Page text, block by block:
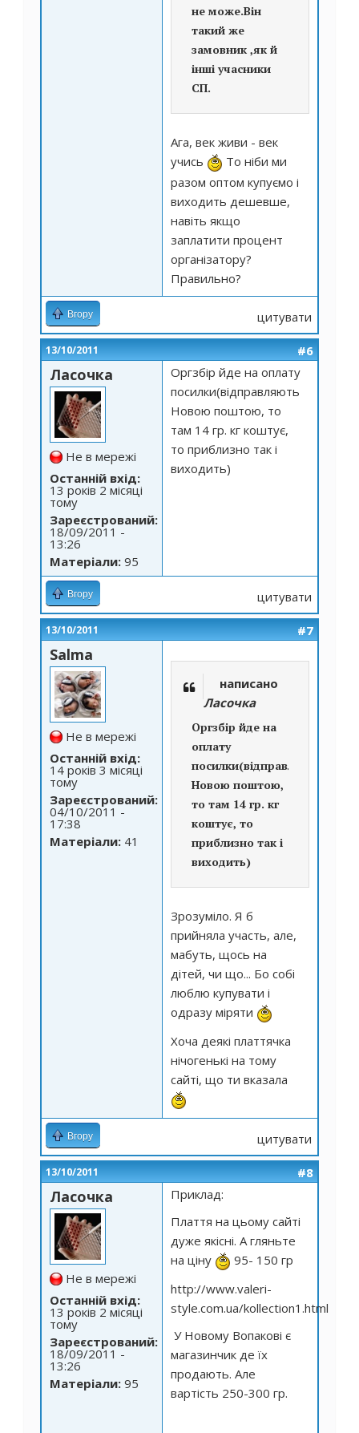
не може.Він
такий же
замовник ,як й
інші учасники
СП.
Ага, век живи - век
учись
То ніби ми
разом оптом купуємо і
виходить дешевше,
навіть якщо
заплатити процент
організатору?
Правильно?
Вгору цитувати
13/10/2011 #6
Ласочка
Не в мережі
Останній вхід:
13 років 2 місяці
тому
Зареєстрований:
18/09/2011 -
13:26
Матеріали: 95
Оргзбір йде на оплату
посилки(відправляють
Новою поштою, то
там 14 гр. кг коштує,
то приблизно так і
виходить)
Вгору цитувати
13/10/2011 #7
Salma
Не в мережі
Останній вхід:
14 років 3 місяці
тому
Зареєстрований:
04/10/2011 -
17:38
Матеріали: 41
написано
Ласочка
Оргзбір йде на
оплату
посилки(відправляють
Новою поштою,
то там 14 гр. кг
коштує, то
приблизно так і
виходить)
Зрозуміло. Я б
прийняла участь, але,
мабуть, щось на
дітей, чи що... Бо собі
люблю купувати і
одразу міряти
Хоча деякі платтячка
нічогенькі на тому
сайті, що ти вказала
Вгору цитувати
13/10/2011 #8
Ласочка
Не в мережі
Останній вхід:
13 років 2 місяці
тому
Зареєстрований:
18/09/2011 -
13:26
Матеріали: 95
Приклад:
Плаття на цьому сайті
дуже якісні. А гляньте
на ціну
95- 150 гр
http://www.valeri-
style.com.ua/kollection1.html
У Новому Вопакові є
магазинчик де їх
продають. Але
вартість 250-300 гр.